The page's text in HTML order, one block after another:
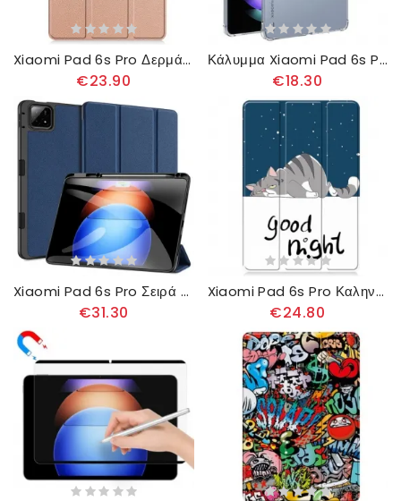
Xiaomi Pad 6s Pro Δερμάτινο Στυλ
€23.90
Κάλυμμα Xiaomi Pad 6s Pro Διαφανείς Ενισχυμένες Γωνίες
€18.30
Xiaomi Pad 6s Pro Σειρά Domo Dux Ducis
€31.30
Xiaomi Pad 6s Pro Καληνύχτα
€24.80